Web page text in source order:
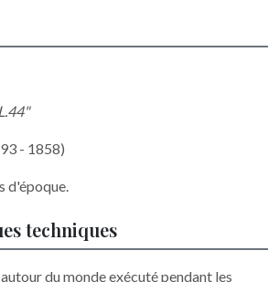
- 1858)
d'époque.
techniques
du monde exécuté pendant les